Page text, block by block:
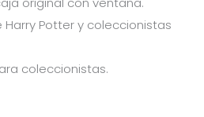
Potter y coleccionistas
coleccionistas.